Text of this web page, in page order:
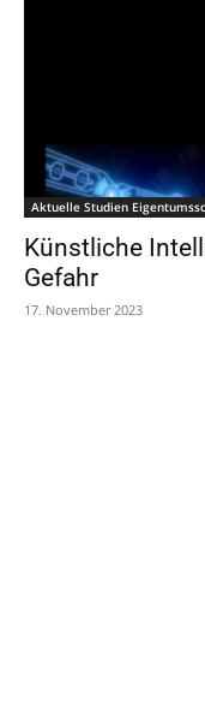
Aktuelle Studien
Künstliche
Gefahr
17. November 2023